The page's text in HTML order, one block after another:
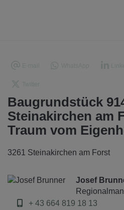
Baugrundstück
Steinakirchen am
Traum vom
3261 Steinakirchen am Forst
Josef
+ 43 664 819 18 13